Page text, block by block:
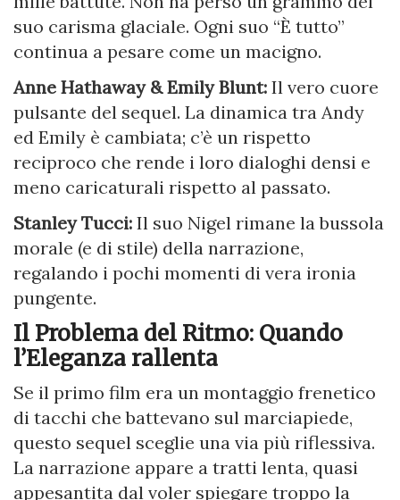
suo carisma glaciale. Ogni suo “È tutto”
continua a pesare come un macigno.
Anne Hathaway & Emily Blunt: Il vero cuore
pulsante del sequel. La dinamica tra Andy
ed Emily è cambiata; c’è un rispetto
reciproco che rende i loro dialoghi densi e
meno caricaturali rispetto al passato.
Stanley Tucci: Il suo Nigel rimane la bussola
morale (e di stile) della narrazione,
regalando i pochi momenti di vera ironia
pungente.
Il Problema del Ritmo: Quando
l’Eleganza rallenta
Se il primo film era un montaggio frenetico
di tacchi che battevano sul marciapiede,
questo sequel sceglie una via più riflessiva.
La narrazione appare a tratti lenta, quasi
appesantita dal voler spiegare troppo la